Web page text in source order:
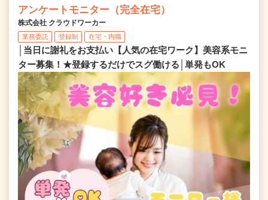
アンケートモニター（完全在宅）
株式会社 クラウドワーカー
業務委託 登録制 在宅・内職
│当日に謝礼をお支払い【人気の在宅ワーク】美容系モニ
ター募集！★登録するだけでスグ働ける│単発もOK